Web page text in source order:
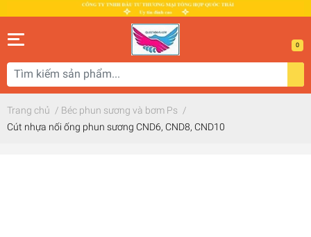
0
Trang chủ / Béc phun sương và bơm Ps /
Cút nhựa nối ống phun sương CND6, CND8, CND10